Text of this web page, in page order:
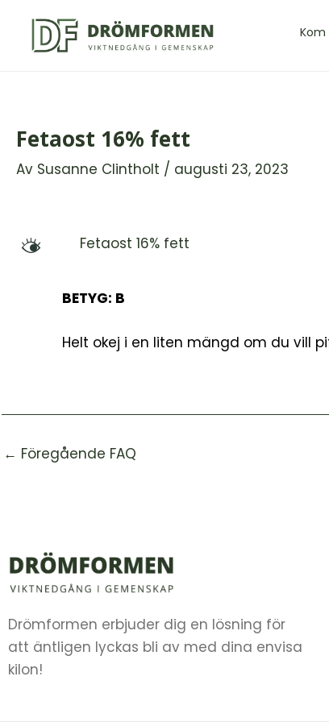
innehåll
Fetaost 16% fett
Av Susanne Clintholt / augusti 23, 2023
M Fetaost 16% fett
BETYG: B
Helt okej i en liten mängd om du vill
← Föregående FAQ
Drömformen erbjuder dig en lösning för
att äntligen lyckas bli av med dina envisa
kilon!